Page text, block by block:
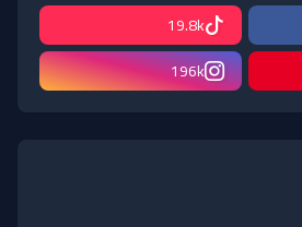
19.8k
196k